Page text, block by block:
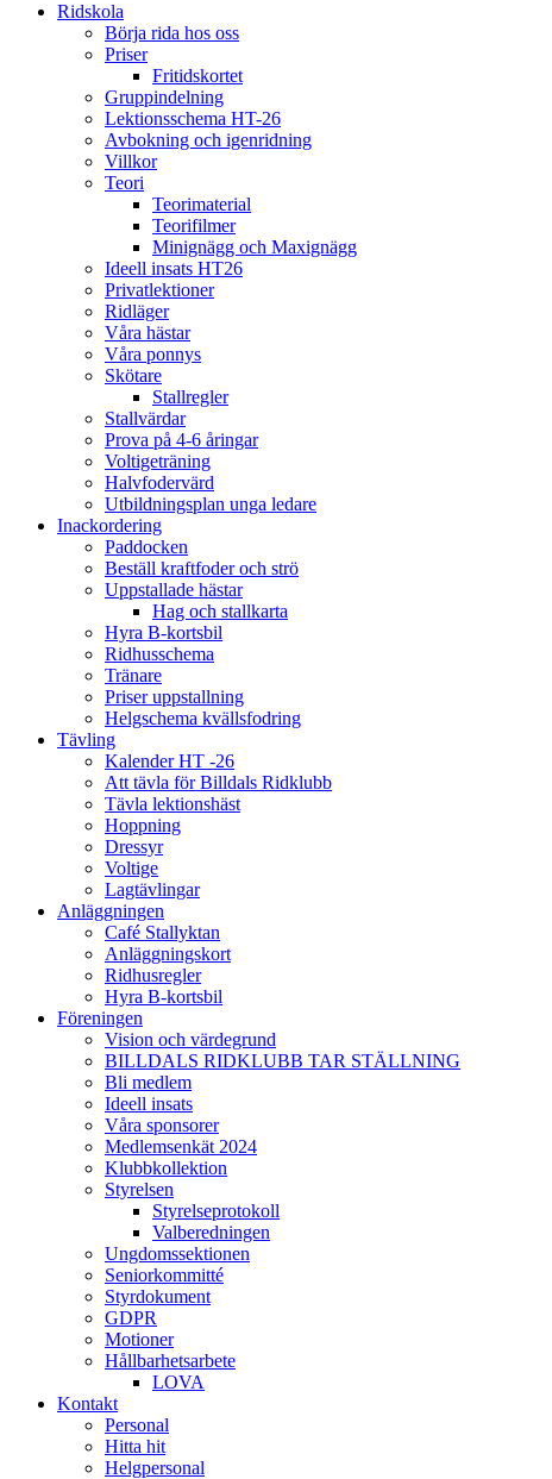
Ridskola
Börja rida hos oss
Priser
Fritidskortet
Gruppindelning
Lektionsschema HT-26
Avbokning och igenridning
Villkor
Teori
Teorimaterial
Teorifilmer
Minignägg och Maxignägg
Ideell insats HT26
Privatlektioner
Ridläger
Våra hästar
Våra ponnys
Skötare
Stallregler
Stallvärdar
Prova på 4-6 åringar
Voltigeträning
Halvfodervärd
Utbildningsplan unga ledare
Inackordering
Paddocken
Beställ kraftfoder och strö
Uppstallade hästar
Hag och stallkarta
Hyra B-kortsbil
Ridhusschema
Tränare
Priser uppstallning
Helgschema kvällsfodring
Tävling
Kalender HT -26
Att tävla för Billdals Ridklubb
Tävla lektionshäst
Hoppning
Dressyr
Voltige
Lagtävlingar
Anläggningen
Café Stallyktan
Anläggningskort
Ridhusregler
Hyra B-kortsbil
Föreningen
Vision och värdegrund
BILLDALS RIDKLUBB TAR STÄLLNING
Bli medlem
Ideell insats
Våra sponsorer
Medlemsenkät 2024
Klubbkollektion
Styrelsen
Styrelseprotokoll
Valberedningen
Ungdomssektionen
Seniorkommitté
Styrdokument
GDPR
Motioner
Hållbarhetsarbete
LOVA
Kontakt
Personal
Hitta hit
Helgpersonal